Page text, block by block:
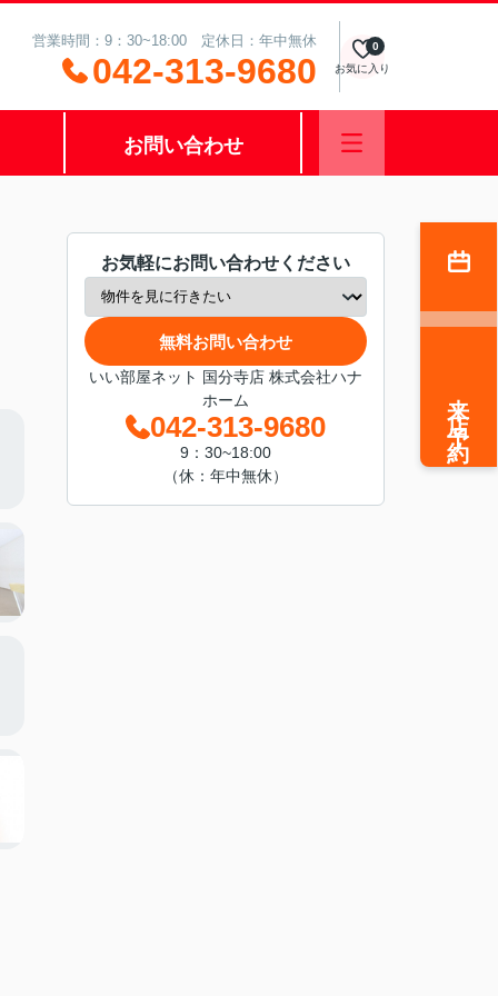
営業時間：9：30~18:00 定休日：年中無休
042-313-9680 お気に入り
0
お問い合わせ
お気軽にお問い合わせください
無料お問い合わせ
いい部屋ネット 国分寺店 株式会社ハナ
ホーム
042-313-9680
9：30~18:00
（休：年中無休）
来店予約